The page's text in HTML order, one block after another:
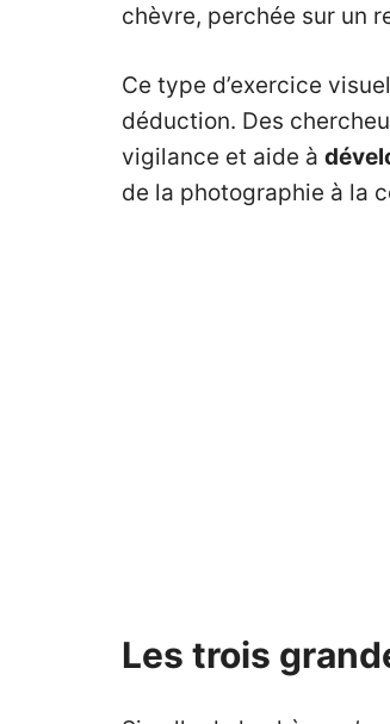
chèvre, perchée sur un
Ce type d’exercice
déduction. Des
vigilance et aide à
de la photographie à la
Les trois